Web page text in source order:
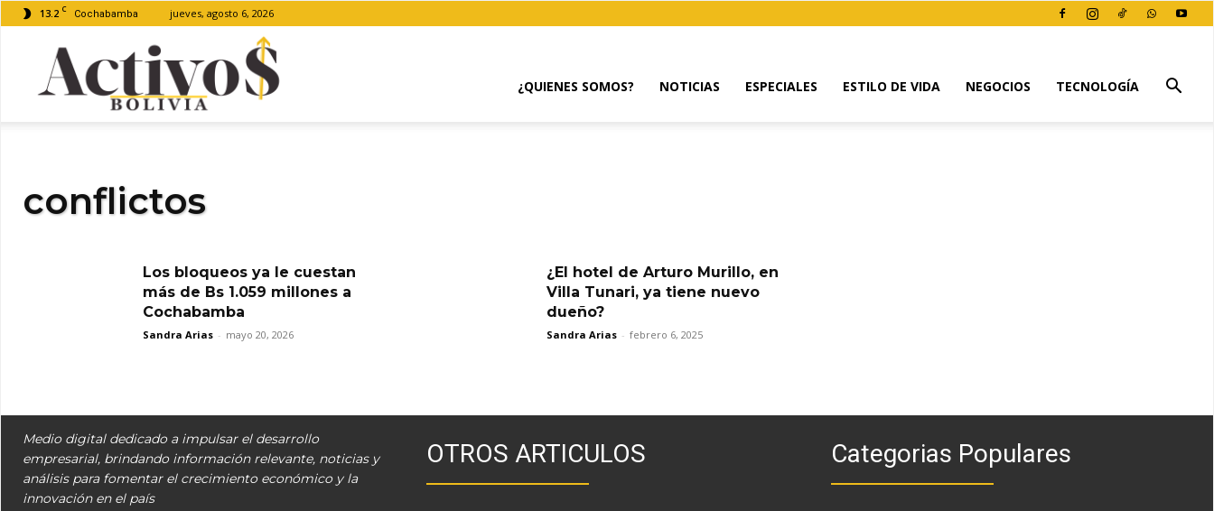
13.2 C Cochabamba jueves, agosto 6, 2026
¿QUIENES SOMOS? NOTICIAS ESPECIALES ESTILO DE VIDA NEGOCIOS TECNOLOGÍA
conflictos
Los bloqueos ya le cuestan
más de Bs 1.059 millones a
Cochabamba
Sandra Arias - mayo 20, 2026
¿El hotel de Arturo Murillo, en
Villa Tunari, ya tiene nuevo
dueño?
Sandra Arias - febrero 6, 2025
Medio digital dedicado a impulsar el desarrollo
empresarial, brindando información relevante, noticias y
análisis para fomentar el crecimiento económico y la
innovación en el país
OTROS ARTICULOS Categorias Populares